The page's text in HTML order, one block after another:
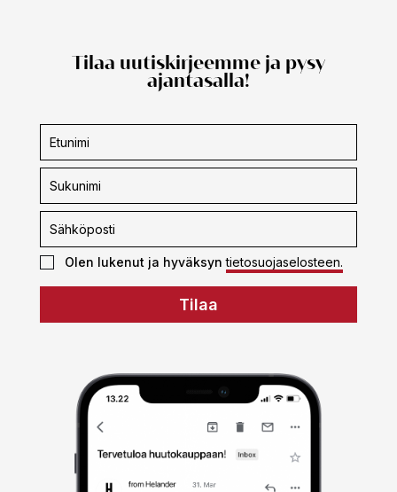
Tilaa uutiskirjeemme ja pysy
ajantasalla!
Uutiskirjeen
tilaus
Olen lukenut ja hyväksyntietosuojaselosteen.
Tilaa